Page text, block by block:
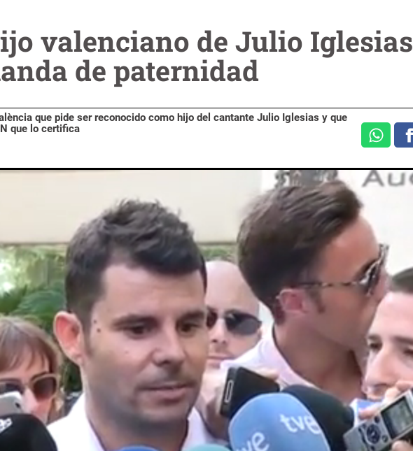
valenciano de Julio Iglesias
de paternidad
que pide ser reconocido como hijo del cantante Julio Iglesias y que
que lo certifica